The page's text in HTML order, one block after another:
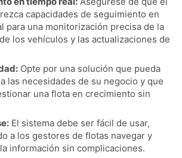
capacidades de seguimiento en
para una monitorización precisa de la
los vehículos y las actualizaciones de
Opte por una solución que pueda
las necesidades de su negocio y que
una flota en crecimiento sin
El sistema debe ser fácil de usar,
a los gestores de flotas navegar y
información sin complicaciones.